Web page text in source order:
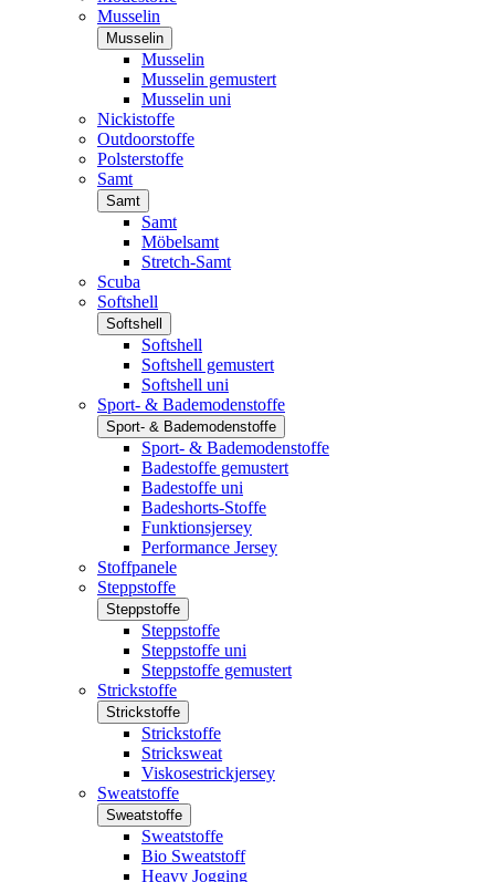
Musselin
Musselin
Musselin
Musselin gemustert
Musselin uni
Nickistoffe
Outdoorstoffe
Polsterstoffe
Samt
Samt
Samt
Möbelsamt
Stretch-Samt
Scuba
Softshell
Softshell
Softshell
Softshell gemustert
Softshell uni
Sport- & Bademodenstoffe
Sport- & Bademodenstoffe
Sport- & Bademodenstoffe
Badestoffe gemustert
Badestoffe uni
Badeshorts-Stoffe
Funktionsjersey
Performance Jersey
Stoffpanele
Steppstoffe
Steppstoffe
Steppstoffe
Steppstoffe uni
Steppstoffe gemustert
Strickstoffe
Strickstoffe
Strickstoffe
Stricksweat
Viskosestrickjersey
Sweatstoffe
Sweatstoffe
Sweatstoffe
Bio Sweatstoff
Heavy Jogging